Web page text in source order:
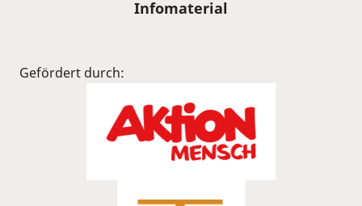
Infomaterial
Gefördert durch: